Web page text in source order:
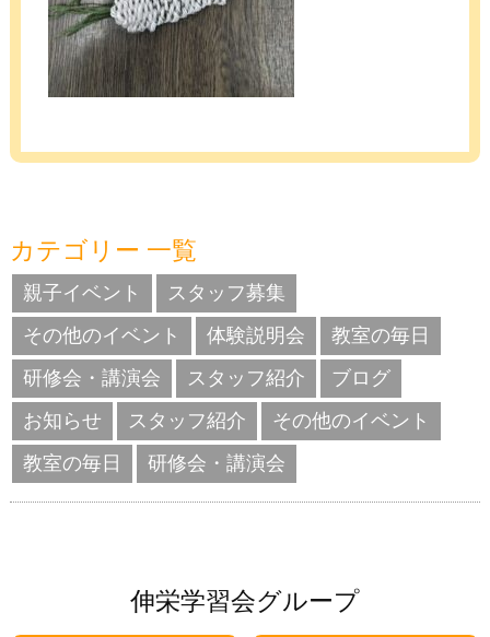
カテゴリー 一覧
親子イベント
スタッフ募集
その他のイベント
体験説明会
教室の毎日
研修会・講演会
スタッフ紹介
ブログ
お知らせ
スタッフ紹介
その他のイベント
教室の毎日
研修会・講演会
伸栄学習会グループ